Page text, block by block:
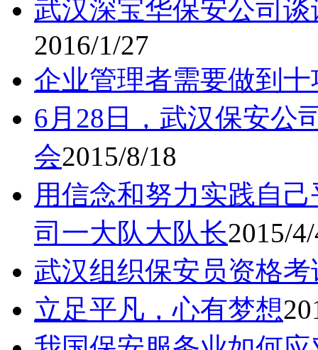
武汉深宝华保安公司
2016/1/27
企业管理者需要做到
6月28日，武汉保安公
会2015/8/18
用信念和努力实践自
司一大队大队长2015/
武汉组织保安员资格考
立足平凡，心有梦想